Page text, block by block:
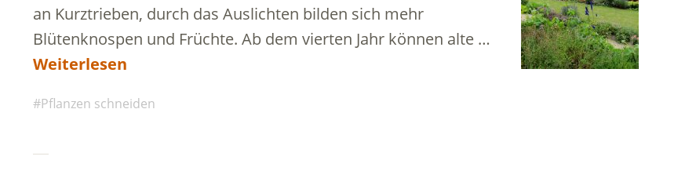
an Kurztrieben, durch das Auslichten bilden sich mehr
Blütenknospen und Früchte. Ab dem vierten Jahr können alte …
Weiterlesen
Pflanzen schneiden